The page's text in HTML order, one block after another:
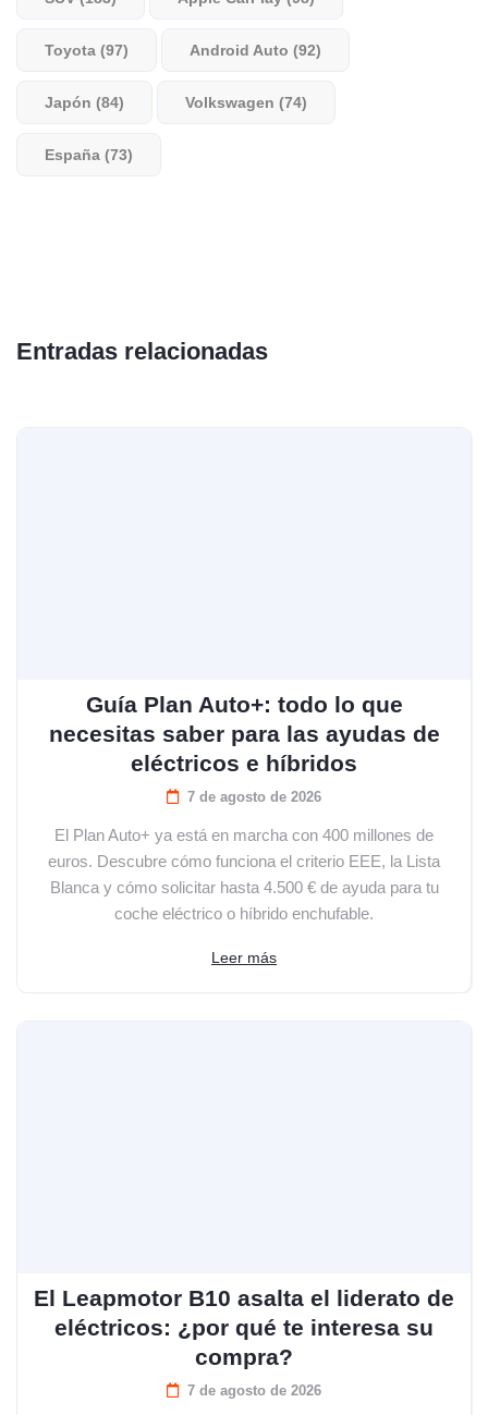
Toyota (97) Android Auto (92)
Japón (84) Volkswagen (74)
España (73)
Entradas relacionadas
Guía Plan Auto+: todo lo que
necesitas saber para las ayudas de
eléctricos e híbridos
7 de agosto de 2026
El Plan Auto+ ya está en marcha con 400 millones de
euros. Descubre cómo funciona el criterio EEE, la Lista
Blanca y cómo solicitar hasta 4.500 € de ayuda para tu
coche eléctrico o híbrido enchufable.
Leer más
El Leapmotor B10 asalta el liderato de
eléctricos: ¿por qué te interesa su
compra?
7 de agosto de 2026